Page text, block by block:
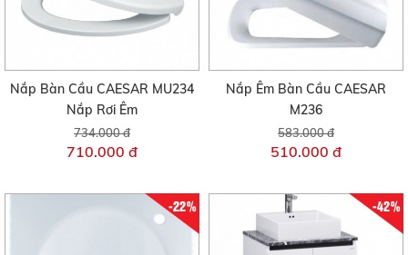
Nắp Bàn Cầu CAESAR MU234
Nắp Rơi Êm
734.000 đ
710.000 đ
Nắp Êm Bàn Cầu CAESAR
M236
583.000 đ
510.000 đ
-22% -42%